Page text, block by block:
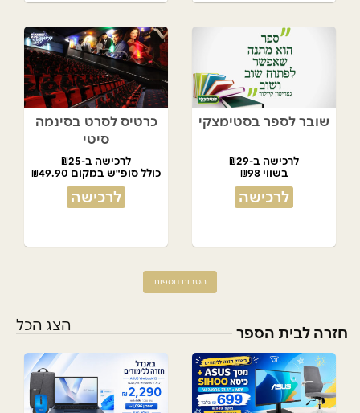
שובר לספר בסטימצקי
לרכישה ב-₪29
בשווי ₪98
לרכישה
כרטיס לסרט בסינמה
סיטי
לרכישה ב-₪25
כולל סופ"ש במקום ₪49.90
לרכישה
הטבות נוספות
חזרה לבית הספר הצג הכל